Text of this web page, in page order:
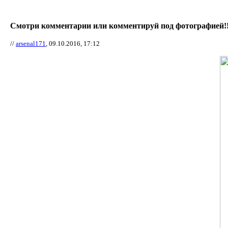
Смотри комментарии или комментируй под
// arsenal171, 09.10.2016, 17:12